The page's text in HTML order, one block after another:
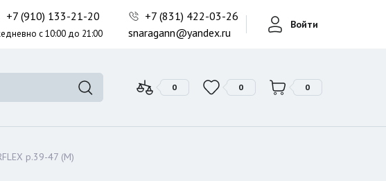
+7 (910) 133-21-20
с 10:00 до 21:00
+7 (831) 422-03-26
snaragann@yandex.ru
Войти
0 0 0
Фонари поисковые
Фонари тактические
р.39-47 (M)